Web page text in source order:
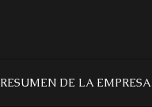
RESUMEN DE LA EMPRESA